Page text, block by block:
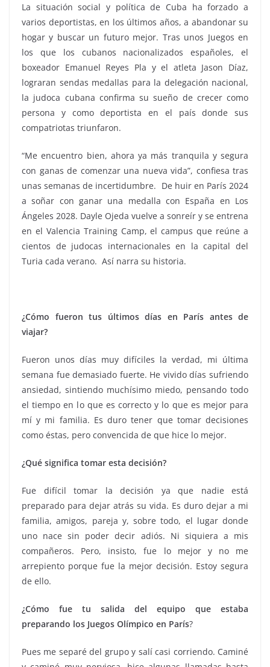
La situación social y política de Cuba ha forzado a
varios deportistas, en los últimos años, a abandonar su
hogar y buscar un futuro mejor. Tras unos Juegos en
los que los cubanos nacionalizados españoles, el
boxeador Emanuel Reyes Pla y el atleta Jason Díaz,
lograran sendas medallas para la delegación nacional,
la judoca cubana confirma su sueño de crecer como
persona y como deportista en el país donde sus
compatriotas triunfaron.
“Me encuentro bien, ahora ya más tranquila y segura
con ganas de comenzar una nueva vida”, confiesa tras
unas semanas de incertidumbre. De huir en París 2024
a soñar con ganar una medalla con España en Los
Ángeles 2028. Dayle Ojeda vuelve a sonreír y se entrena
en el Valencia Training Camp, el campus que reúne a
cientos de judocas internacionales en la capital del
Turia cada verano. Así narra su historia.
¿Cómo fueron tus últimos días en París antes de
viajar?
Fueron unos días muy difíciles la verdad, mi última
semana fue demasiado fuerte. He vivido días sufriendo
ansiedad, sintiendo muchísimo miedo, pensando todo
el tiempo en lo que es correcto y lo que es mejor para
mí y mi familia. Es duro tener que tomar decisiones
como éstas, pero convencida de que hice lo mejor.
¿Qué significa tomar esta decisión?
Fue difícil tomar la decisión ya que nadie está
preparado para dejar atrás su vida. Es duro dejar a mi
familia, amigos, pareja y, sobre todo, el lugar donde
uno nace sin poder decir adiós. Ni siquiera a mis
compañeros. Pero, insisto, fue lo mejor y no me
arrepiento porque fue la mejor decisión. Estoy segura
de ello.
¿Cómo fue tu salida del equipo que estaba
preparando los Juegos Olímpico en París?
Pues me separé del grupo y salí casi corriendo. Caminé